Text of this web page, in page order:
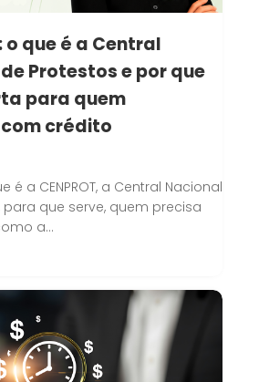
o que é a Central
Protestos e por que
para quem
crédito
é a CENPROT, a Central Nacional
para que serve, quem precisa
a…